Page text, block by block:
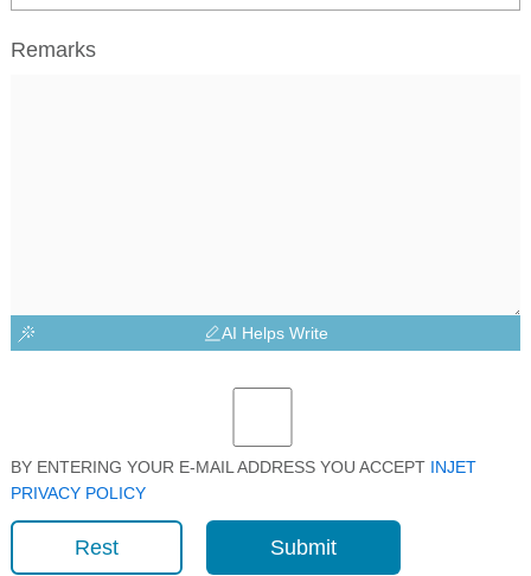
Remarks
AI Helps Write
BY ENTERING YOUR E-MAIL ADDRESS YOU ACCEPT INJET
PRIVACY POLICY
Rest Submit